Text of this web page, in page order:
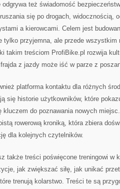
odgrywa też świadomość
się po drogach, widocznością,
a kierowcami. Celem jest
tylko przyjemna, ale przede
takim treściom ProfiBike.pl rozwija
z jazdy może iść w parze z
platforma kontaktu dla różnych
się historie użytkowników, które
kluczem do poznawania nowych
rowerową kroniką, która zbiera
dla kolejnych czytelników.
także treści poświęcone treningowi w
jak zwiększać siłę, jak unikać
trenują kolarstwo. Treści te są